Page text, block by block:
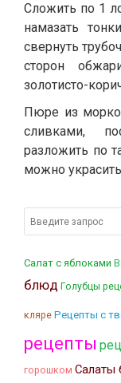
Сложить по 1
намазать
свернуть
сторон
золотисто-
Пюре из
сливками,
разложить по
можно
Салат с яблоками
блюд Голубцы
кляре Рецепты с
рецепты
горошком Салаты